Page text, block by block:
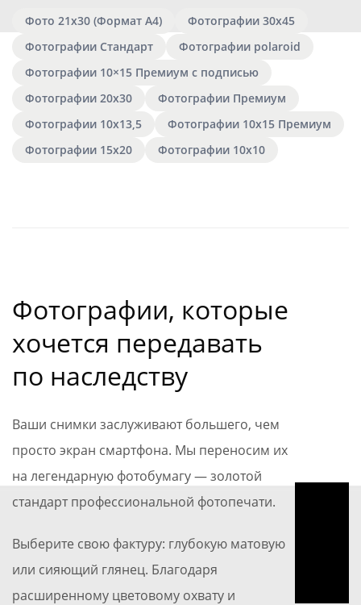
Фото 21х30 (Формат А4)
Фотографии 30х45
Фотографии Стандарт
Фотографии polaroid
Фотографии 10×15 Премиум с подписью
Фотографии 20х30
Фотографии Премиум
Фотографии 10х13,5
Фотографии 10х15 Премиум
Фотографии 15х20
Фотографии 10х10
Фотографии, которые
хочется передавать
по наследству
Ваши снимки заслуживают большего, чем
просто экран смартфона. Мы переносим их
на легендарную фотобумагу — золотой
стандарт профессиональной фотопечати.
Выберите свою фактуру: глубокую матовую
или сияющий глянец. Благодаря
расширенному цветовому охвату и